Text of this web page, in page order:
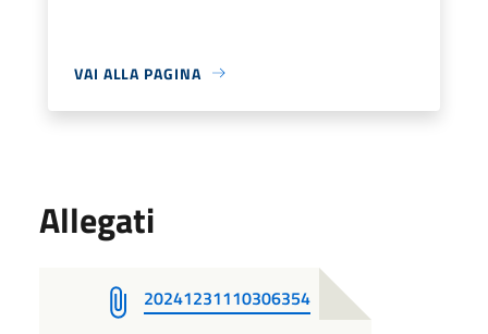
VAI ALLA PAGINA
Allegati
20241231110306354